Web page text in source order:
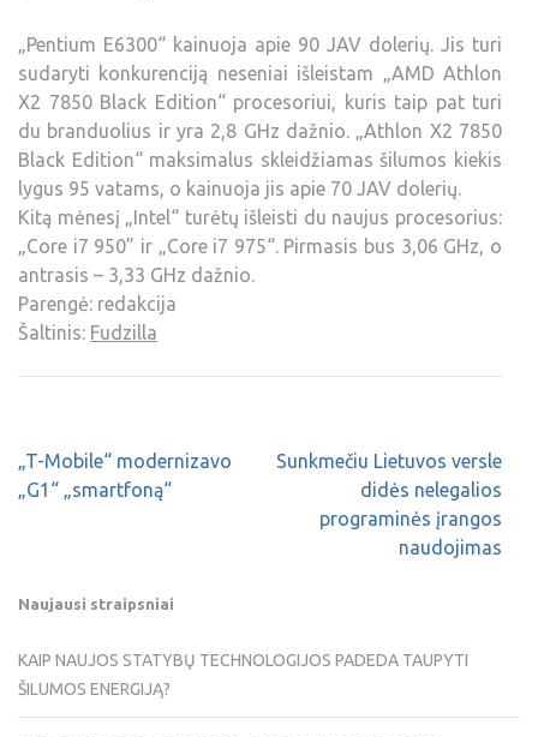
„Pentium E6300“ kainuoja apie 90 JAV dolerių. Jis turi
sudaryti konkurenciją neseniai išleistam „AMD Athlon
X2 7850 Black Edition“ procesoriui, kuris taip pat turi
du branduolius ir yra 2,8 GHz dažnio. „Athlon X2 7850
Black Edition“ maksimalus skleidžiamas šilumos kiekis
lygus 95 vatams, o kainuoja jis apie 70 JAV dolerių.
Kitą mėnesį „Intel“ turėtų išleisti du naujus procesorius:
„Core i7 950” ir „Core i7 975“. Pirmasis bus 3,06 GHz, o
antrasis – 3,33 GHz dažnio.
Parengė: redakcija
Šaltinis: Fudzilla
„T-Mobile“ modernizavo
„G1“ „smartfoną“
Sunkmečiu Lietuvos versle
didės nelegalios
programinės įrangos
naudojimas
Naujausi straipsniai
KAIP NAUJOS STATYBŲ TECHNOLOGIJOS PADEDA TAUPYTI
ŠILUMOS ENERGIJĄ?